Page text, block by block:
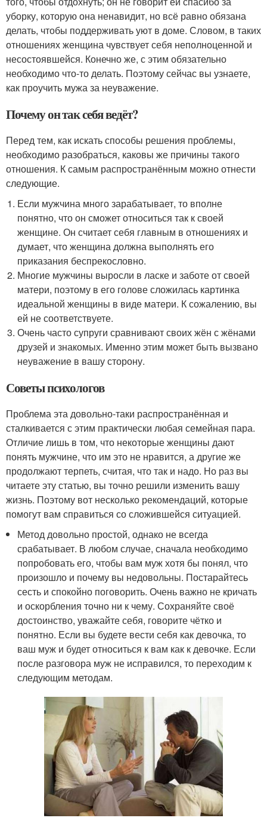
уборку, которую она ненавидит, но всё равно обязана
делать, чтобы поддерживать уют в доме. Словом, в таких
отношениях женщина чувствует себя неполноценной и
несостоявшейся. Конечно же, с этим обязательно
необходимо что-то делать. Поэтому сейчас вы узнаете,
как проучить мужа за неуважение.
Почему он так себя ведёт?
Перед тем, как искать способы решения проблемы,
необходимо разобраться, каковы же причины такого
отношения. К самым распространённым можно отнести
следующие.
Если мужчина много зарабатывает, то вполне
понятно, что он сможет относиться так к своей
женщине. Он считает себя главным в отношениях и
думает, что женщина должна выполнять его
приказания беспрекословно.
Многие мужчины выросли в ласке и заботе от своей
матери, поэтому в его голове сложилась картинка
идеальной женщины в виде матери. К сожалению, вы
ей не соответствуете.
Очень часто супруги сравнивают своих жён с жёнами
друзей и знакомых. Именно этим может быть вызвано
неуважение в вашу сторону.
Советы психологов
Проблема эта довольно-таки распространённая и
сталкивается с этим практически любая семейная пара.
Отличие лишь в том, что некоторые женщины дают
понять мужчине, что им это не нравится, а другие же
продолжают терпеть, считая, что так и надо. Но раз вы
читаете эту статью, вы точно решили изменить вашу
жизнь. Поэтому вот несколько рекомендаций, которые
помогут вам справиться со сложившейся ситуацией.
Метод довольно простой, однако не всегда
срабатывает. В любом случае, сначала необходимо
попробовать его, чтобы вам муж хотя бы понял, что
произошло и почему вы недовольны. Постарайтесь
сесть и спокойно поговорить. Очень важно не кричать
и оскорбления точно ни к чему. Сохраняйте своё
достоинство, уважайте себя, говорите чётко и
понятно. Если вы будете вести себя как девочка, то
ваш муж и будет относиться к вам как к девочке. Если
после разговора муж не исправился, то переходим к
следующим методам.